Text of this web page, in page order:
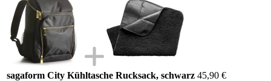
sagaform City Kühltasche Rucksack, schwarz 45,90 €